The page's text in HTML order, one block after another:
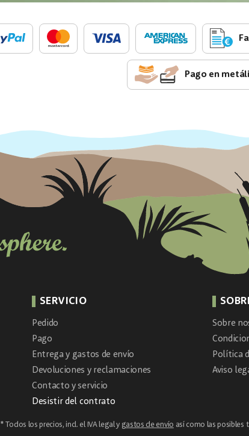
Pago en
SERVICIO
Pedido
Pago
Entrega y gastos de envío
Devoluciones y reclamaciones
Contacto y servicio
Desistir del contrato
Sobre
Política
Aviso
* Todos los precios, incl. el IVA legal y gastos de envío así como las posibles